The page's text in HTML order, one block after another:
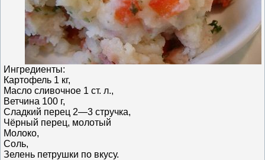
Ингредиенты:
Картофель 1 кг,
Масло сливочное 1 ст. л.,
Ветчина 100 г,
Сладкий перец 2—3 стручка,
Чёрный перец, молотый
Молоко,
Соль,
Зелень петрушки по вкусу.